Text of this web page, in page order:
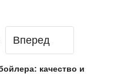
Вперед
качество и